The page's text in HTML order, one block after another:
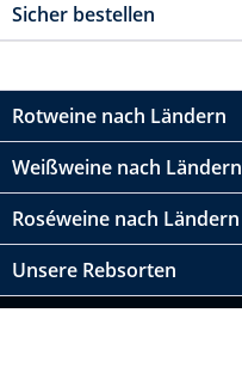
Sicher bestellen
Rotweine nach Ländern
Weißweine nach Ländern
Roséweine nach Ländern
Unsere Rebsorten